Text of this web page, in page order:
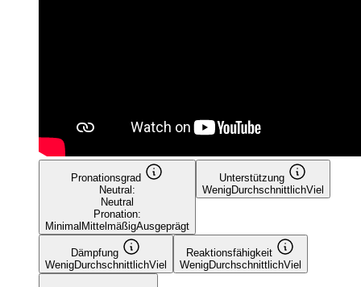
Pronationsgrad
Neutral:
Neutral
Pronation:
Minimal MittelmäßigAusgeprägt
Unterstützung
WenigDurchschnittlichViel
Dämpfung
WenigDurchschnittlichViel
Reaktionsfähigkeit
WenigDurchschnittlichViel